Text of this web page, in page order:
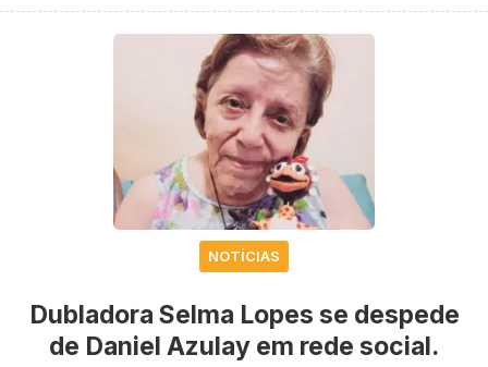
NOTÍCIAS
Dubladora Selma Lopes se despede
de Daniel Azulay em rede social.